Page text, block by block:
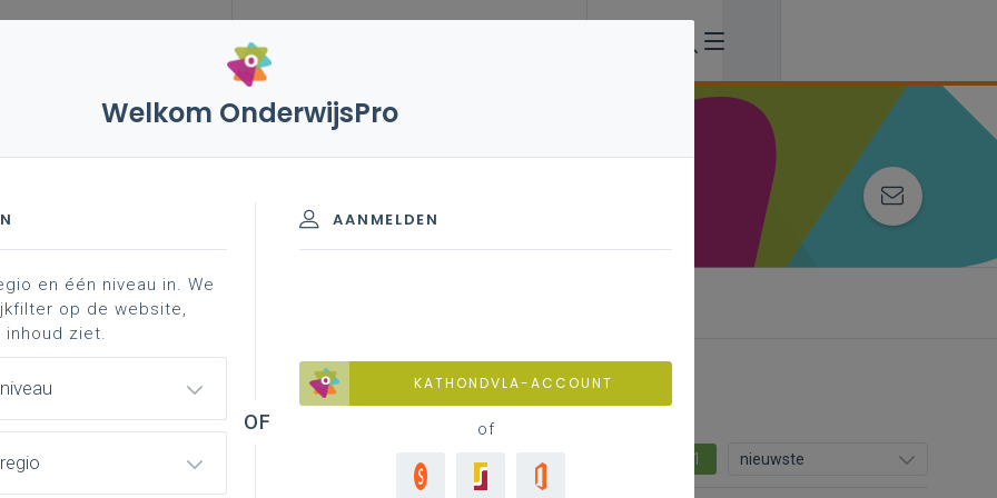
vakken en leerplannen 3de graad
finaliteit
professionalisering
1 nieuwste
Welkom OnderwijsPro
AANMELDEN
KATHONDVLA-ACCOUNT
of
en één niveau in. We
op de website,
ziet.